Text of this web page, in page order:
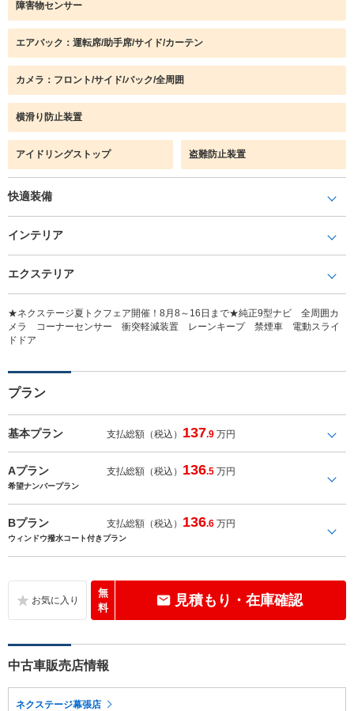
障害物センサー
エアバック：運転席/助手席/サイド/カーテン
カメラ：フロント/サイド/バック/全周囲
横滑り防止装置
アイドリングストップ 盗難防止装置
快適装備
インテリア
エクステリア
★ネクステージ夏トクフェア開催！8月8～16日まで★純正9型ナビ 全周囲カ
メラ コーナーセンサー 衝突軽減装置 レーンキープ 禁煙車 電動スライ
ドドア
プラン
基本プラン 支払総額（税込） 137.9 万円
Aプラン 支払総額（税込） 136.5 万円
希望ナンバープラン
Bプラン 支払総額（税込） 136.6 万円
ウィンドウ撥水コート付きプラン
無
料
見積もり・在庫確認
中古車販売店情報
ネクステージ幕張店